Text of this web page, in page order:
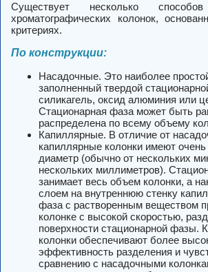
Существует несколько
хроматографических колонок,
критериях.
По конструкции:
Насадочные. Это наиболее
заполненный твердой
силикагель, оксид алюминия или
Стационарная фаза может быть
распределена по всему объему
Капиллярные. В отличие от
капиллярные колонки имеют
диаметр (обычно от нескольких
нескольких миллиметров).
занимает весь объем колонки, а
слоем на внутреннюю стенку
фаза с растворенным веществом
колонке с высокой скоростью,
поверхности стационарной фазы.
колонки обеспечивают более
эффективность разделения и
сравнению с насадочными